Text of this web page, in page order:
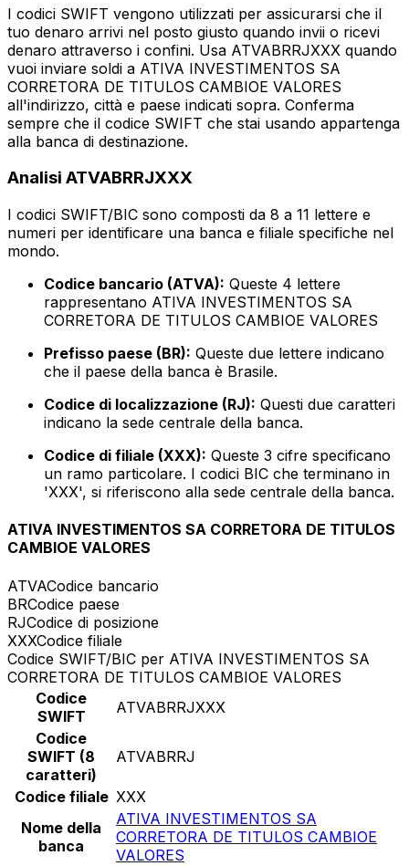
I codici SWIFT vengono utilizzati per assicurarsi che il
tuo denaro arrivi nel posto giusto quando invii o ricevi
denaro attraverso i confini. Usa ATVABRRJXXX quando
vuoi inviare soldi a ATIVA INVESTIMENTOS SA
CORRETORA DE TITULOS CAMBIOE VALORES
all'indirizzo, città e paese indicati sopra. Conferma
sempre che il codice SWIFT che stai usando appartenga
alla banca di destinazione.
Analisi ATVABRRJXXX
I codici SWIFT/BIC sono composti da 8 a 11 lettere e
numeri per identificare una banca e filiale specifiche nel
mondo.
Codice bancario (ATVA): Queste 4 lettere
rappresentano ATIVA INVESTIMENTOS SA
CORRETORA DE TITULOS CAMBIOE VALORES
Prefisso paese (BR): Queste due lettere indicano
che il paese della banca è Brasile.
Codice di localizzazione (RJ): Questi due caratteri
indicano la sede centrale della banca.
Codice di filiale (XXX): Queste 3 cifre specificano
un ramo particolare. I codici BIC che terminano in
'XXX', si riferiscono alla sede centrale della banca.
ATIVA INVESTIMENTOS SA CORRETORA DE TITULOS
CAMBIOE VALORES
ATVACodice bancario
BRCodice paese
RJCodice di posizione
XXXCodice filiale
Codice SWIFT/BIC per ATIVA INVESTIMENTOS SA
CORRETORA DE TITULOS CAMBIOE VALORES
Codice
SWIFT
ATVABRRJXXX
Codice
SWIFT (8
caratteri)
ATVABRRJ
Codice filiale XXX
Nome della
banca
ATIVA INVESTIMENTOS SA
CORRETORA DE TITULOS CAMBIOE
VALORES